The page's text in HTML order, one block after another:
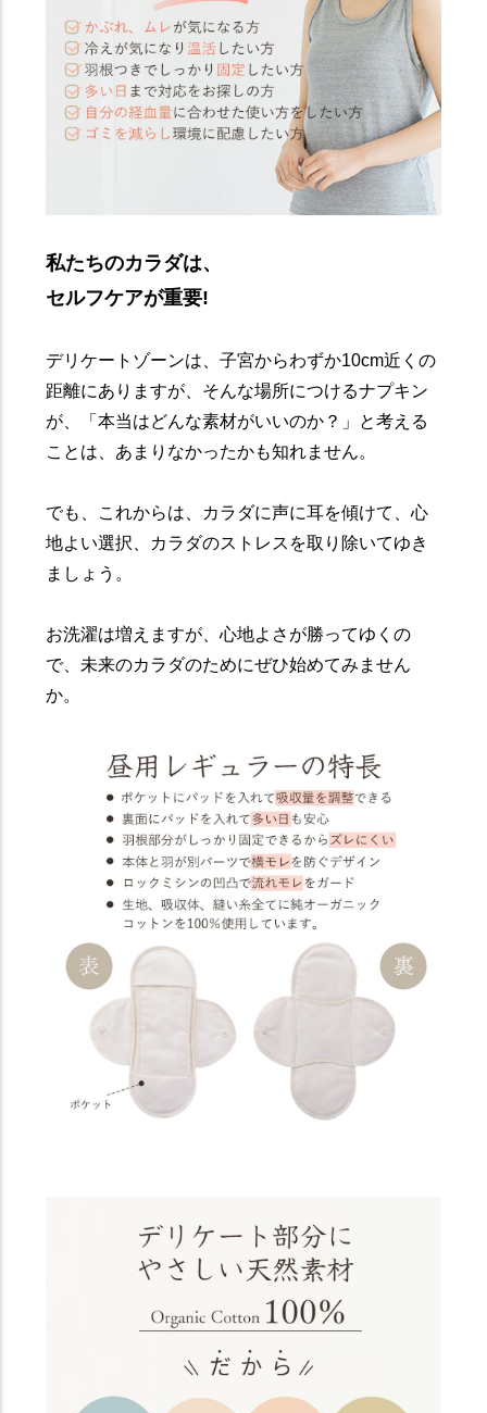
私たちのカラダは、
セルフケアが重要!
デリケートゾーンは、子宮からわずか10cm近くの
距離にありますが、そんな場所につけるナプキン
が、「本当はどんな素材がいいのか？」と考える
ことは、あまりなかったかも知れません。
でも、これからは、カラダに声に耳を傾けて、心
地よい選択、カラダのストレスを取り除いてゆき
ましょう。
お洗濯は増えますが、心地よさが勝ってゆくの
で、未来のカラダのためにぜひ始めてみません
か。